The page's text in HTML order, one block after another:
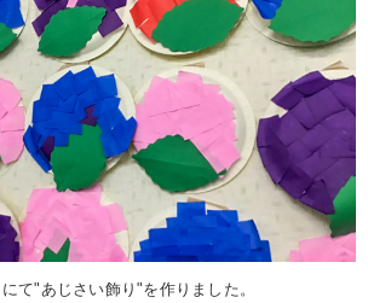
て"あじさい飾り"を作りました。